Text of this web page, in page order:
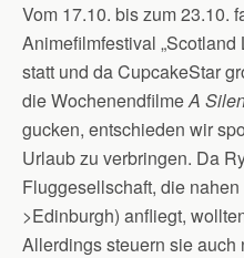
Vom 17.10. bis zum 23.10.
Animefilmfestival
statt und da CupcakeStar
die WochenendfilmeA
gucken, entschieden wir
Urlaub zu verbringen. Da
Fluggesellschaft, die
>Edinburgh) anfliegt,
Allerdings steuern sie auch